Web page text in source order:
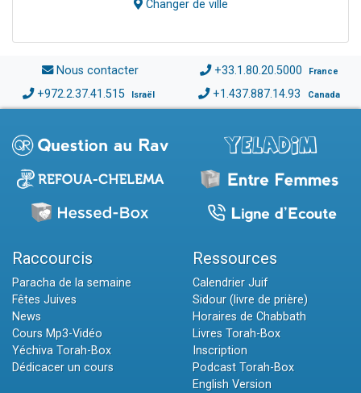
Changer de ville
Nous contacter +33.1.80.20.5000 France
+972.2.37.41.515 Israël +1.437.887.14.93 Canada
Raccourcis
Paracha de la semaine
Fêtes Juives
News
Cours Mp3-Vidéo
Yéchiva Torah-Box
Dédicacer un cours
Ressources
Calendrier Juif
Sidour (livre de prière)
Horaires de Chabbath
Livres Torah-Box
Inscription
Podcast Torah-Box
English Version